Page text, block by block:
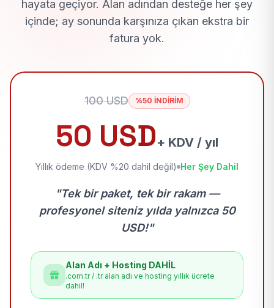
hayata geçiyor. Alan adından desteğe her şey
içinde; ay sonunda karşınıza çıkan ekstra bir
fatura yok.
100 USD %50 İNDİRİM
50 USD+ KDV / yıl
Yıllık ödeme (KDV %20 dahil değil) Her Şey Dahil
"Tek bir paket, tek bir rakam —
profesyonel siteniz yılda yalnızca 50
USD!"
Alan Adı + Hosting DAHİL
.com.tr / .tr alan adı ve hosting yıllık ücrete
dahil!